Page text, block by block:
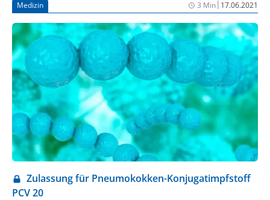
nun erstmals in einem Algorithmus, der in
Röntgenbildern Pneumonien erkennt.
Medizin 3 Min| 17.06.2021
Zulassung für Pneumokokken-Konjugatimpfstoff
PCV 20